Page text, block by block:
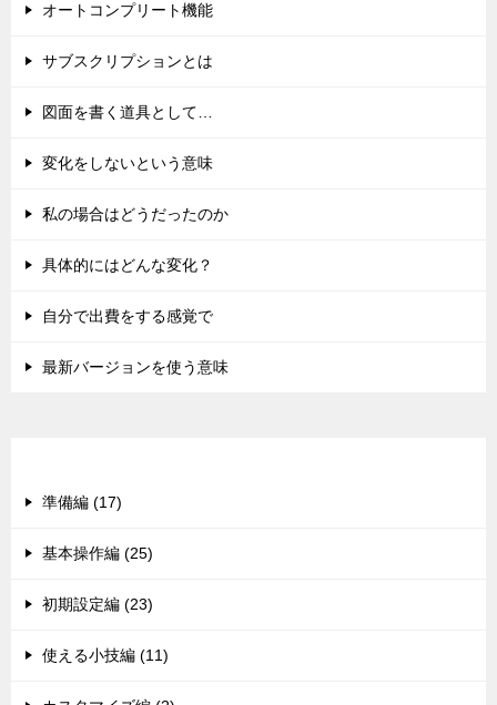
オートコンプリート機能
サブスクリプションとは
図面を書く道具として…
変化をしないという意味
私の場合はどうだったのか
具体的にはどんな変化？
自分で出費をする感覚で
最新バージョンを使う意味
準備編 (17)
基本操作編 (25)
初期設定編 (23)
使える小技編 (11)